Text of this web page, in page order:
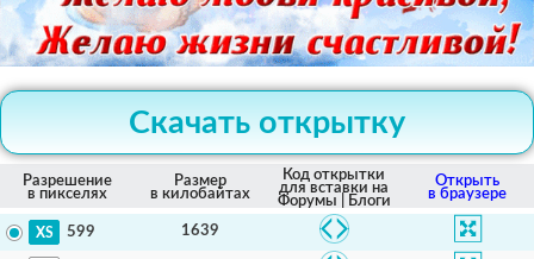
Скачать открытку
Разрешение
в пикселях
Размер
в килобайтах
Код открытки
для вставки на
Форумы | Блоги
Открыть
в браузере
599 1639